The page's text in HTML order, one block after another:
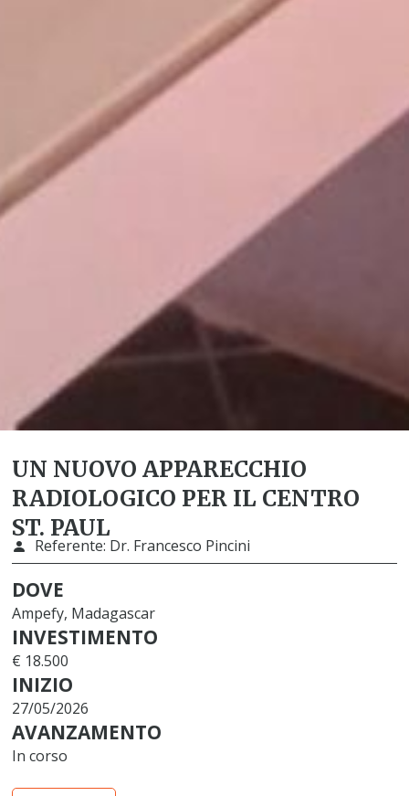
UN NUOVO APPARECCHIO
RADIOLOGICO PER IL CENTRO
ST. PAUL
Referente: Dr. Francesco Pincini
DOVE
Ampefy, Madagascar
INVESTIMENTO
€ 18.500
INIZIO
27/05/2026
AVANZAMENTO
In corso